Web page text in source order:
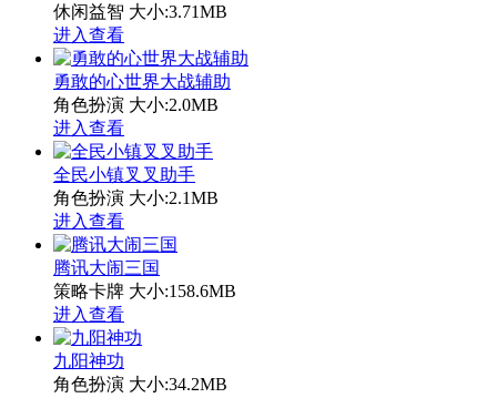
休闲益智 大小:3.71MB
进入查看
勇敢的心世界大战辅助
角色扮演 大小:2.0MB
进入查看
全民小镇叉叉助手
角色扮演 大小:2.1MB
进入查看
腾讯大闹三国
策略卡牌 大小:158.6MB
进入查看
九阳神功
角色扮演 大小:34.2MB